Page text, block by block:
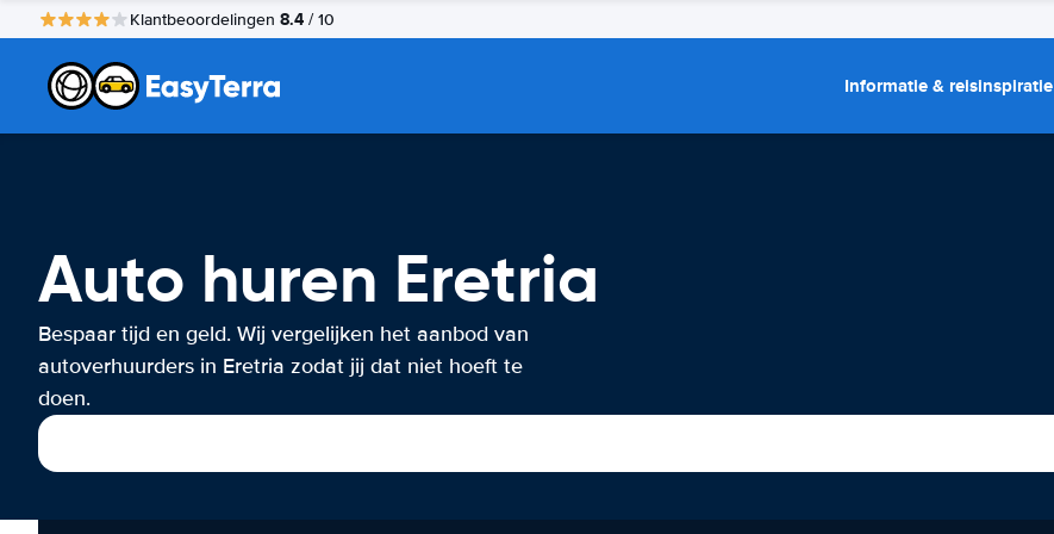
Klantbeoordelingen 8.4 / 10
Informatie & reisinspiratie
Auto huren Eretria
Bespaar tijd en geld. Wij vergelijken het aanbod van
autoverhuurders in Eretria zodat jij dat niet hoeft te
doen.